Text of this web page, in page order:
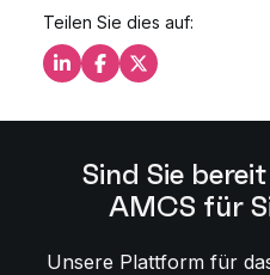
Teilen Sie dies auf:
Teilen Sie dies auf
Teilen Sie dies auf
Teilen Sie dies
Sind Sie
AMCS für
Unsere Plattform für